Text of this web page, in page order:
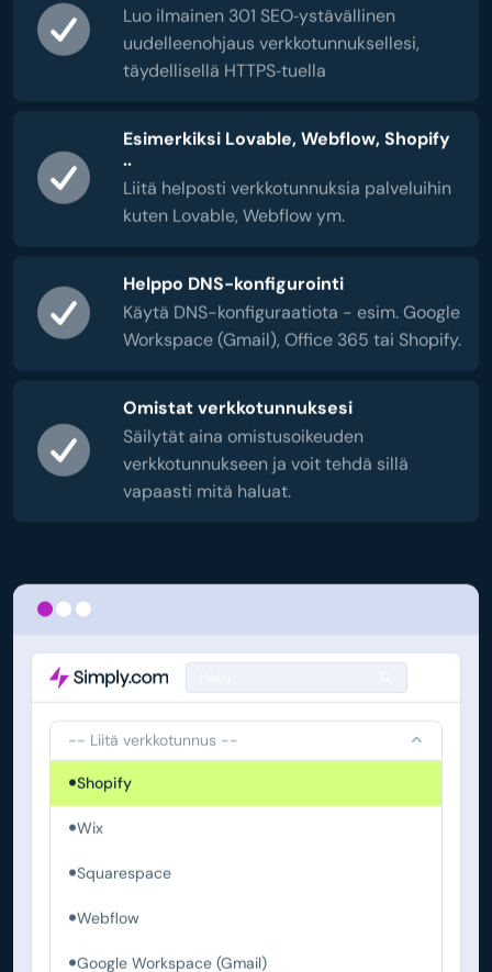
Luo ilmainen 301 SEO‑ystävällinen
uudelleenohjaus verkkotunnuksellesi,
täydellisellä HTTPS‑tuella
Esimerkiksi Lovable, Webflow, Shopify
..
Liitä helposti verkkotunnuksia palveluihin
kuten Lovable, Webflow ym.
Helppo DNS-konfigurointi
Käytä DNS-konfiguraatiota - esim. Google
Workspace (Gmail), Office 365 tai Shopify.
Omistat verkkotunnuksesi
Säilytät aina omistusoikeuden
verkkotunnukseen ja voit tehdä sillä
vapaasti mitä haluat.
-- Liitä verkkotunnus --
Shopify
Wix
Squarespace
Webflow
Google Workspace (Gmail)